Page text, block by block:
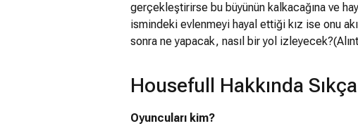
gerçekleştirirse bu büyünün kalkacağına ve
ismindeki evlenmeyi hayal ettiği kız ise onu
sonra ne yapacak, nasıl bir yol
Housefull Hakkında
Oyuncuları kim?